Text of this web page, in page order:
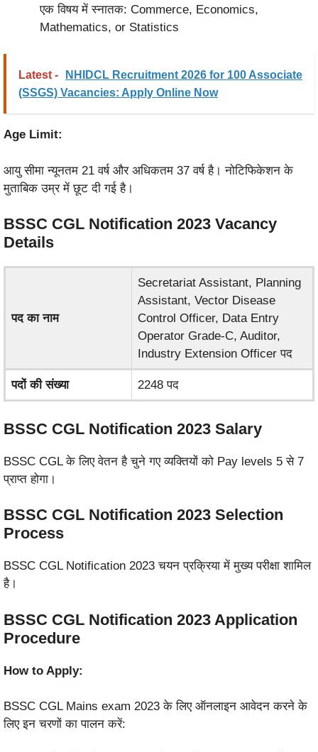
एक विषय में स्नातक: Commerce, Economics,
Mathematics, or Statistics
Latest -
NHIDCL Recruitment 2026 for 100 Associate
(SSGS) Vacancies: Apply Online Now
Age Limit:
आयु सीमा न्यूनतम 21 वर्ष और अधिकतम 37 वर्ष है। नोटिफिकेशन के
मुताबिक उम्र में छूट दी गई है।
BSSC CGL Notification 2023 Vacancy
Details
पद का नाम
Secretariat Assistant, Planning
Assistant, Vector Disease
Control Officer, Data Entry
Operator Grade-C, Auditor,
Industry Extension Officer पद
पदों की संख्या 2248 पद
BSSC CGL Notification 2023 Salary
BSSC CGL के लिए वेतन है चुने गए व्यक्तियों को Pay levels 5 से 7
प्राप्त होगा।
BSSC CGL Notification 2023 Selection
Process
BSSC CGL Notification 2023 चयन प्रक्रिया में मुख्य परीक्षा शामिल
है।
BSSC CGL Notification 2023 Application
Procedure
How to Apply:
BSSC CGL Mains exam 2023 के लिए ऑनलाइन आवेदन करने के
लिए इन चरणों का पालन करें: